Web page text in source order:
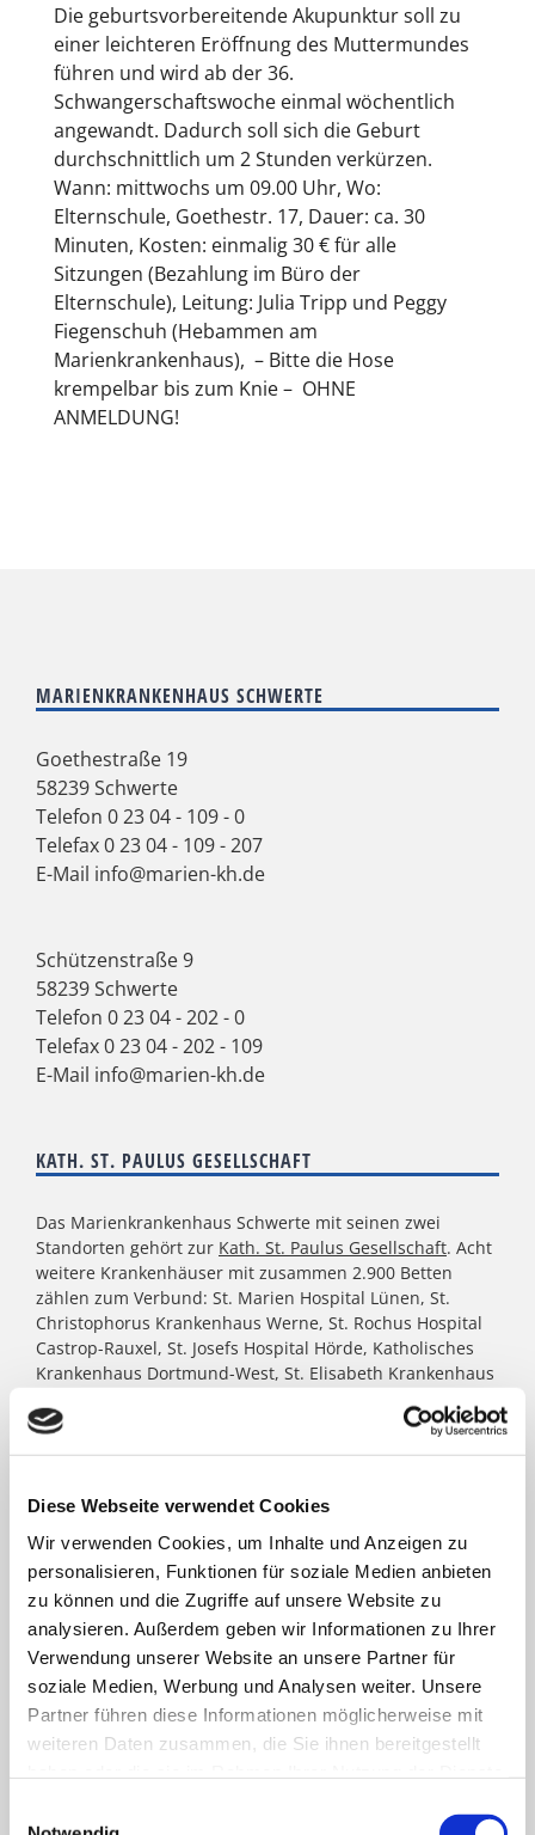
Diese Webseite verwendet Cookies
Wir verwenden Cookies, um Inhalte und Anzeigen zu
personalisieren, Funktionen für soziale Medien anbieten
zu können und die Zugriffe auf unsere Website zu
analysieren. Außerdem geben wir Informationen zu Ihrer
Verwendung unserer Website an unsere Partner für
soziale Medien, Werbung und Analysen weiter. Unsere
Partner führen diese Informationen möglicherweise mit
weiteren Daten zusammen, die Sie ihnen bereitgestellt
Die geburtsvorbereitende Akupunktur soll zu
einer leichteren Eröffnung des Muttermundes
führen und wird ab der 36.
Schwangerschaftswoche einmal wöchentlich
angewandt. Dadurch soll sich die Geburt
durchschnittlich um 2 Stunden verkürzen.
Wann: mittwochs um 09.00 Uhr, Wo:
Elternschule, Goethestr. 17, Dauer: ca. 30
Minuten, Kosten: einmalig 30 € für alle
Sitzungen (Bezahlung im Büro der
Elternschule), Leitung: Julia Tripp und Peggy
Fiegenschuh (Hebammen am
Marienkrankenhaus), – Bitte die Hose
krempelbar bis zum Knie – OHNE
ANMELDUNG!
MARIENKRANKENHAUS SCHWERTE
Goethestraße 19
58239 Schwerte
Telefon 0 23 04 - 109 - 0
Telefax 0 23 04 - 109 - 207
E-Mail info@marien-kh.de
Schützenstraße 9
58239 Schwerte
Telefon 0 23 04 - 202 - 0
Telefax 0 23 04 - 202 - 109
E-Mail info@marien-kh.de
KATH. ST. PAULUS GESELLSCHAFT
Das Marienkrankenhaus Schwerte mit seinen zwei
Standorten gehört zur Kath. St. Paulus Gesellschaft. Acht
weitere Krankenhäuser mit zusammen 2.900 Betten
zählen zum Verbund: St. Marien Hospital Lünen, St.
Christophorus Krankenhaus Werne, St. Rochus Hospital
Castrop-Rauxel, St. Josefs Hospital Hörde, Katholisches
Krankenhaus Dortmund-West, St. Elisabeth Krankenhaus
sowie für das St. Johannes Hospital im Zentrum von
Kath. St. Paulus Gesellschaft zählt zu den größten
8.500 Menschen arbeiten für das Wohl der ihnen
anvertrauten Patient:innen, Bewohner:innen, Kinder und
Jugendlichen.
FACHBEREICHE
Klinik für Allgemein-, Viszeral- und minimal-